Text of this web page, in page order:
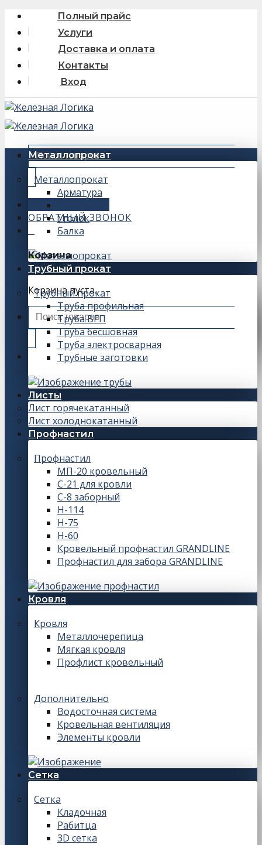
Skip
content
Полный прайс
Услуги
Доставка и оплата
Контакты
Вход
Искать:
+7 (343) 243-56-66
ОБРАТНЫЙ ЗВОНОК
Корзина
Корзина пуста.
Искать:
Металлопрокат
Металлопрокат
Арматура
Уголок
Балка
Трубный прокат
Трубный прокат
Труба профильная
Труба ВГП
Труба бесшовная
Труба электросварная
Трубные заготовки
Листы
Лист горячекатанный
Лист холоднокатанный
Профнастил
Профнастил
МП-20 кровельный
С-21 для кровли
С-8 заборный
Н-114
Н-75
Н-60
Кровельный профнастил GRANDLINE
Профнастил для забора GRANDLINE
Кровля
Кровля
Металлочерепица
Мягкая кровля
Профлист кровельный
Дополнительно
Водосточная система
Кровельная вентиляция
Элементы кровли
Сетка
Сетка
Кладочная
Рабитца
3D сетка